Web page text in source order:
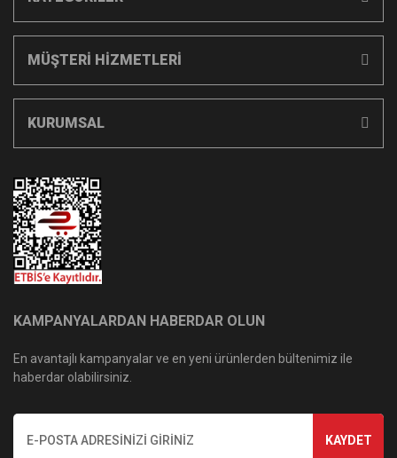
MÜŞTERİ HİZMETLERİ
KURUMSAL
KAMPANYALARDAN HABERDAR OLUN
En avantajlı kampanyalar ve en yeni ürünlerden bültenimiz ile
haberdar olabilirsiniz.
KAYDET